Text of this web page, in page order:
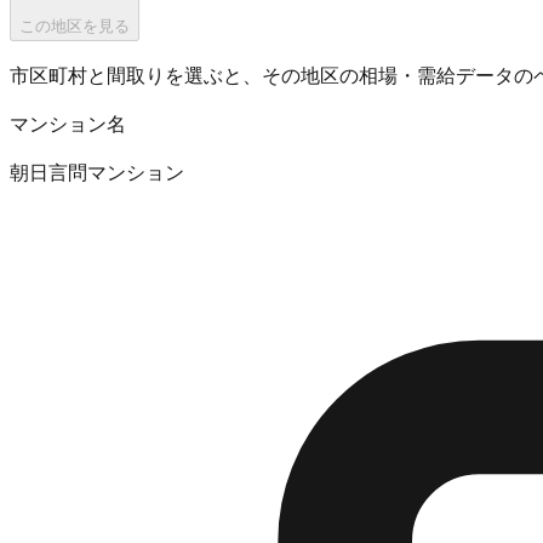
この地区を見る
市区町村と間取りを選ぶと、その地区の相場・需給データの
マンション名
朝日言問マンション